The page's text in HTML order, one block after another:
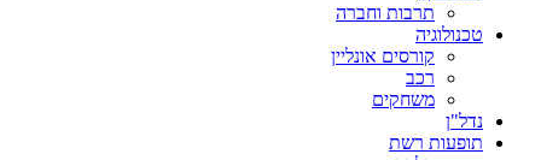
תרבות וחברה
טכנולוגיה
קורסים אונליין
רכב
משחקים
נדל"ן
תופעות רשת